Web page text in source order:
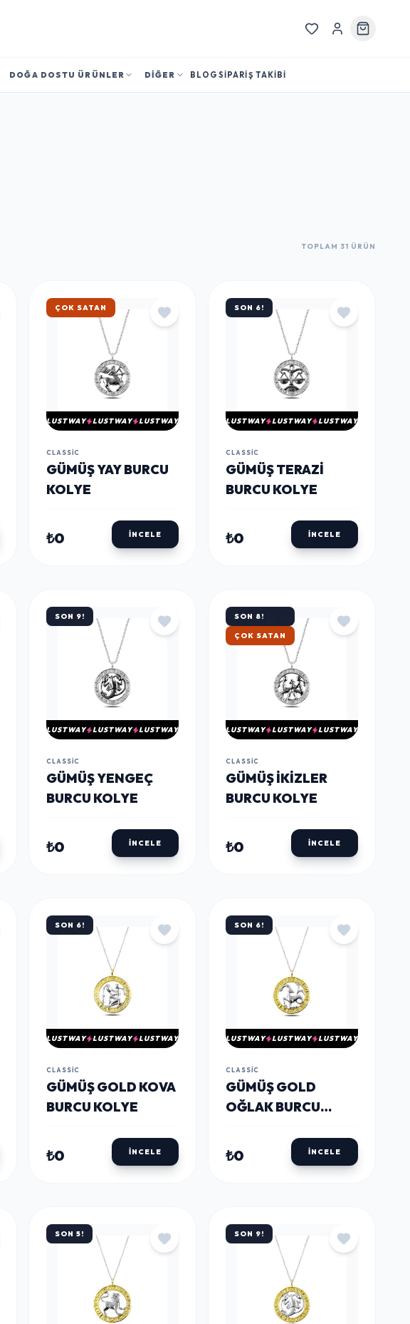
DOĞA DOSTU ÜRÜNLER DİĞER BLOG SİPARİŞ TAKİBİ
TOPLAM 31 ÜRÜN
HIZLI KARGO
LUSTWAY LUSTWAY LUSTWAY
CLASSIC
GÜMÜŞ YAY BURCU
KOLYE
₺0 İNCELE
SON 6!
LUSTWAY LUSTWAY LUSTWAY
CLASSIC
​​​GÜMÜŞ TERAZI
BURCU KOLYE
₺0 İNCELE
SON 9!
LUSTWAY LUSTWAY LUSTWAY
CLASSIC
​GÜMÜŞ YENGEÇ
BURCU KOLYE
₺0 İNCELE
SON 8!
HIZLI KARGO
LUSTWAY LUSTWAY LUSTWAY
CLASSIC
​​GÜMÜŞ İKIZLER
BURCU KOLYE
₺0 İNCELE
SON 6!
LUSTWAY LUSTWAY LUSTWAY
CLASSIC
​GÜMÜŞ GOLD KOVA
BURCU KOLYE
₺0 İNCELE
SON 6!
LUSTWAY LUSTWAY LUSTWAY
CLASSIC
GÜMÜŞ GOLD
OĞLAK BURCU
₺0 İNCELE
SON 5! SON 9!